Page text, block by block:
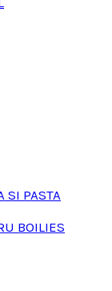
SI PASTA
BOILIES